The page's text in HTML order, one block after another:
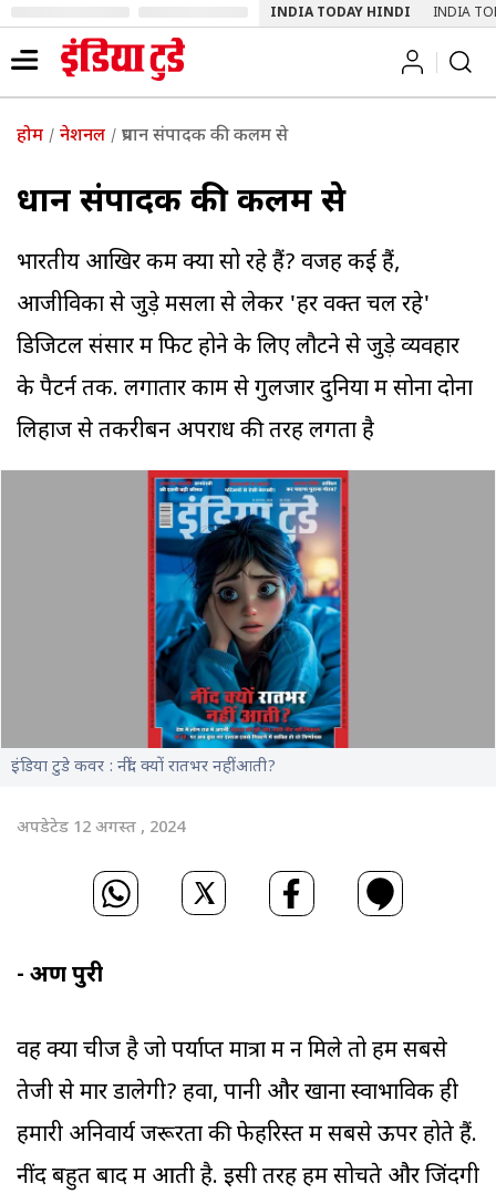
INDIA TODAY HINDI INDIA
होम नेशनल प्रधान संपादक की कलम से
प्रधान संपादक की कलम से
भारतीय आखिर कम क्यों सो रहे हैं? वजहें कई हैं,
आजीविका से जुड़े मसलों से लेकर 'हर वक्त चल रहे'
डिजिटल संसार में फिट होने के लिए लौटने से जुड़े व्यवहार
के पैटर्न तक. लगातार काम से गुलजार दुनिया में सोना दोनों
लिहाज से तकरीबन अपराध की तरह लगता है
इंडिया टुडे कवर : नींद क्यों रातभर नहीं आती?
अपडेटेड 12 अगस्त , 2024
- अरुण पुरी
वह क्या चीज है जो पर्याप्त मात्रा में न मिले तो हमें सबसे
तेजी से मार डालेगी? हवा, पानी और खाना स्वाभाविक ही
हमारी अनिवार्य जरूरतों की फेहरिस्त में सबसे ऊपर होते हैं.
नींद बहुत बाद में आती है. इसी तरह हम सोचते और जिंदगी